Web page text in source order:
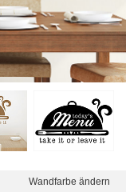
Wandfarbe ändern